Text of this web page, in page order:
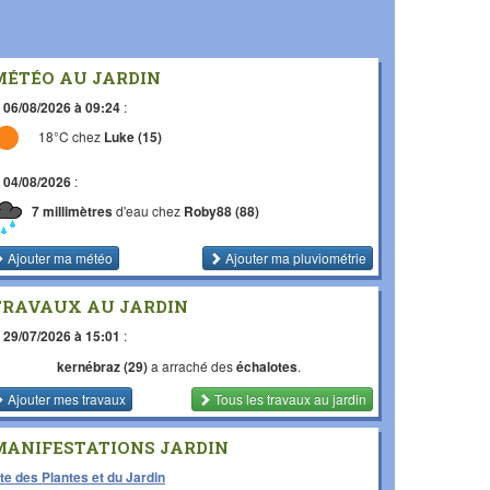
AU JARDIN
06/08/2026 à 09:24 :
18°C chez Luke (15)
04/08/2026 :
7 millimètresd'eau chez Roby88 (88)
Ajouter ma météo Ajouter ma pluviométrie
AU JARDIN
29/07/2026 à 15:01 :
kernébraz (29)a arraché deséchalotes.
Ajouter mes travaux
Tous les travauxau jardin
JARDIN
des Plantes et du Jardin